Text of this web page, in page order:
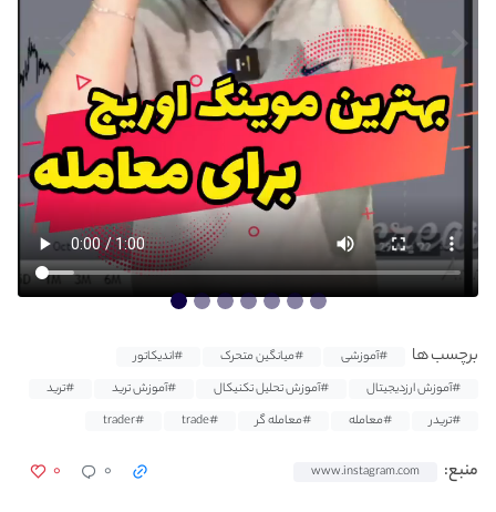
برچسب ها #آموزشی #میانگین متحرک
#اندیکاتور
#آموزش ارزدیجیتال
#آموزش تحلیل تکنیکال #آموزش ترید
#ترید
#تریدر
#معامله #معامله گر #trade
#trader
منبع: www.instagram.com ۰ ۰